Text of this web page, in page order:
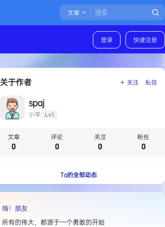
文章
登录 快速注册
关于作者 关注 私信
spaj
小学 Lv1
文章
0
评论
0
关注
0
粉丝
0
Ta的全部动态
嗨！朋友
所有的伟大，都源于一个勇敢的开始